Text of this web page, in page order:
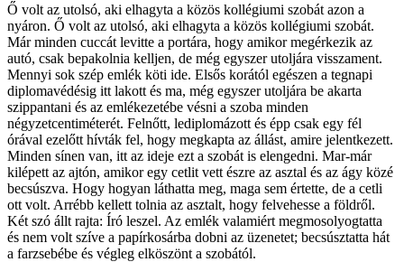
Ő volt az utolsó, aki elhagyta a közös kollégiumi szobát azon a
nyáron. Ő volt az utolsó, aki elhagyta a közös kollégiumi szobát.
Már minden cuccát levitte a portára, hogy amikor megérkezik az
autó, csak bepakolnia kelljen, de még egyszer utoljára visszament.
Mennyi sok szép emlék köti ide. Elsős korától egészen a tegnapi
diplomavédésig itt lakott és ma, még egyszer utoljára be akarta
szippantani és az emlékezetébe vésni a szoba minden
négyzetcentiméterét. Felnőtt, lediplomázott és épp csak egy fél
órával ezelőtt hívták fel, hogy megkapta az állást, amire jelentkezett.
Minden sínen van, itt az ideje ezt a szobát is elengedni. Mar-már
kilépett az ajtón, amikor egy cetlit vett észre az asztal és az ágy közé
becsúszva. Hogy hogyan láthatta meg, maga sem értette, de a cetli
ott volt. Arrébb kellett tolnia az asztalt, hogy felvehesse a földről.
Két szó állt rajta: Író leszel. Az emlék valamiért megmosolyogtatta
és nem volt szíve a papírkosárba dobni az üzenetet; becsúsztatta hát
a farzsebébe és végleg elköszönt a szobától.